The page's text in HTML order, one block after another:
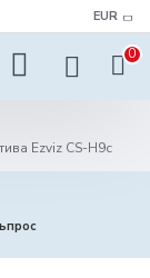
EUR
0
Ezviz CS-H9c